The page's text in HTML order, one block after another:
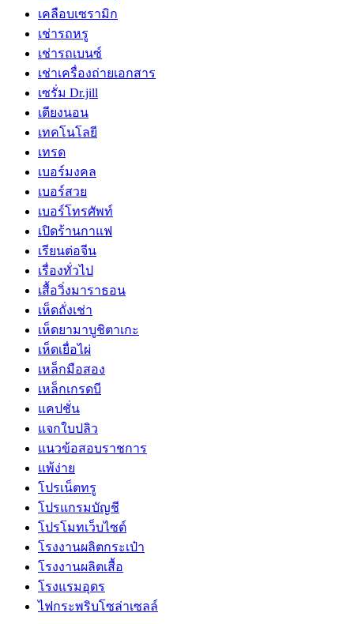
เคลือบเซรามิก
เช่ารถหรู
เช่ารถเบนซ์
เช่าเครื่องถ่ายเอกสาร
เซรั่ม Dr.jill
เตียงนอน
เทคโนโลยี
เทรด
เบอร์มงคล
เบอร์สวย
เบอร์โทรศัพท์
เปิดร้านกาแฟ
เรียนต่อจีน
เรื่องทั่วไป
เสื้อวิ่งมาราธอน
เห็ดถั่งเช่า
เห็ดยามาบูชิตาเกะ
เห็ดเยื่อไผ่
เหล็กมือสอง
เหล็กเกรดบี
แคปชั่น
แจกใบปลิว
แนวข้อสอบราชการ
แพ้ง่าย
โปรเน็ตทรู
โปรแกรมบัญชี
โปรโมทเว็บไซต์
โรงงานผลิตกระเป๋า
โรงงานผลิตเสื้อ
โรงแรมอุดร
ไฟกระพริบโซล่าเซลล์